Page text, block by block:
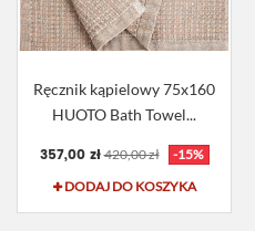
Ręcznik kąpielowy 75x160
HUOTO Bath Towel...
357,00 zł 420,00 zł
-15%
DODAJ DO KOSZYKA